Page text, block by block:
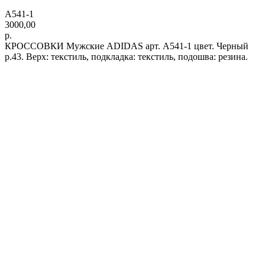
A541-1
3000,00
р.
КРОССОВКИ Мужские ADIDAS арт. A541-1 цвет. Черный
р.43. Верх: текстиль, подкладка: текстиль, подошва: резина.